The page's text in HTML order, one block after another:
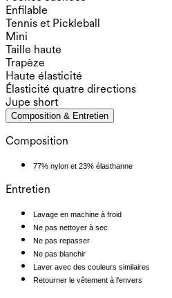
Enfilable
Tennis et Pickleball
Mini
Taille haute
Trapèze
Haute élasticité
Élasticité quatre directions
Jupe short
Composition & Entretien
Composition
77% nylon et 23% élasthanne
Entretien
Lavage en machine à froid
Ne pas nettoyer à sec
Ne pas repasser
Ne pas blanchir
Laver avec des couleurs similaires
Retourner le vêtement à l'envers